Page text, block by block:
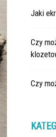
Jaki
Czy
Czy